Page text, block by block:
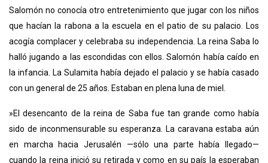
Salomón no conocía otro entretenimiento que jugar con los niños
que hacían la rabona a la escuela en el patio de su palacio. Los
acogía complacer y celebraba su independencia. La reina Saba lo
halló jugando a las escondidas con ellos. Salomón había caído en
la infancia. La Sulamita había dejado el palacio y se había casado
con un general de 25 años. Estaban en plena luna de miel.
»El desencanto de la reina de Saba fue tan grande como había
sido de inconmensurable su esperanza. La caravana estaba aún
en marcha hacia Jerusalén —sólo una parte había llegado—
cuando la reina inició su retirada y como en su país la esperaban